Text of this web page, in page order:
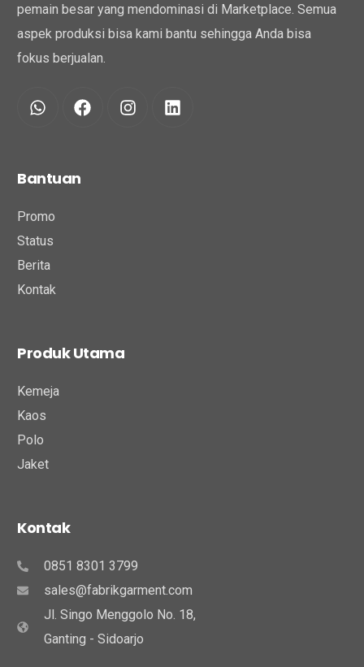
pemain besar yang mendominasi di Marketplace. Semua
aspek produksi bisa kami bantu sehingga Anda bisa
fokus berjualan.
Bantuan
Promo
Status
Berita
Kontak
Produk Utama
Kemeja
Kaos
Polo
Jaket
Kontak
0851 8301 3799
sales@fabrikgarment.com
Jl. Singo Menggolo No. 18,
Ganting - Sidoarjo